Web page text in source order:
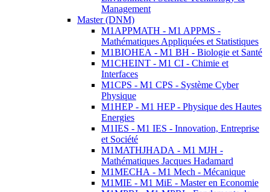
Management
Master (DNM)
M1APPMATH - M1 APPMS -
Mathématiques Appliquées et Statistiques
M1BIOHEA - M1 BH - Biologie et Santé
M1CHEINT - M1 CI - Chimie et
Interfaces
M1CPS - M1 CPS - Système Cyber
Physique
M1HEP - M1 HEP - Physique des Hautes
Energies
M1IES - M1 IES - Innovation, Entreprise
et Société
M1MATHJHADA - M1 MJH -
Mathématiques Jacques Hadamard
M1MECHA - M1 Mech - Mécanique
M1MIE - M1 MiE - Master en Economie